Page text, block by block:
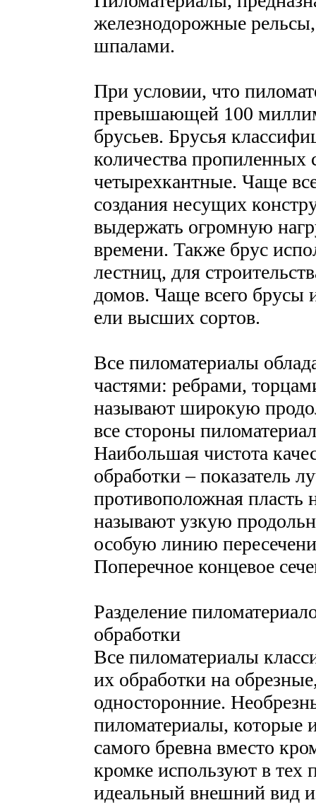
железнодорожные
шпалами.
При условии, что
превышающей 100
брусьев. Брусья
количества пропиленных
четырехкантные. Чаще
создания несущих
выдержать огромную
времени. Также брус
лестниц, для
домов. Чаще всего брусы
ели высших сортов.
Все пиломатериалы
частями: ребрами,
называют широкую
все стороны
Наибольшая чистота
обработки – показатель
противоположная пласть
называют узкую
особую линию
Поперечное концевое
Разделение
обработки
Все пиломатериалы
их обработки на
односторонние.
пиломатериалы, которые
самого бревна вместо
кромке используют в тех
идеальный внешний вид